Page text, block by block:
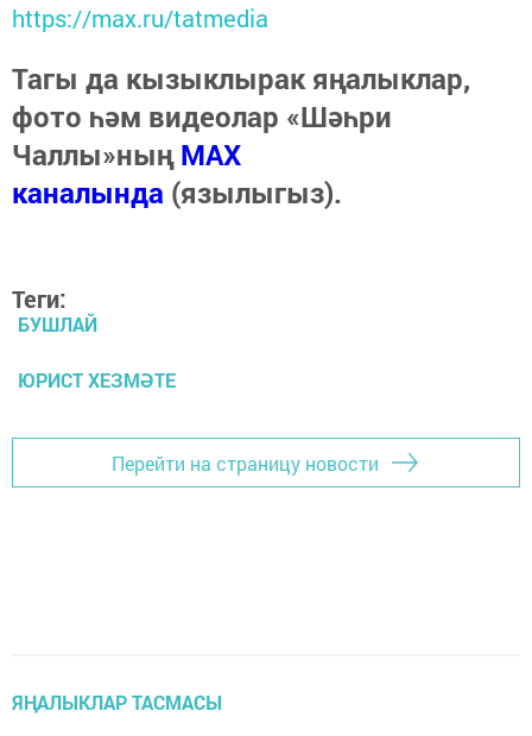
https://max.ru/tatmedia
Тагы да кызыклырак яңалыклар,
фото һәм видеолар «Шәһри
Чаллы»ныңMAX
каналында (язылыгыз).
Теги:
БУШЛАЙ
ЮРИСТ ХЕЗМӘТЕ
Перейти на страницу новости
ЯҢАЛЫКЛАР ТАСМАСЫ